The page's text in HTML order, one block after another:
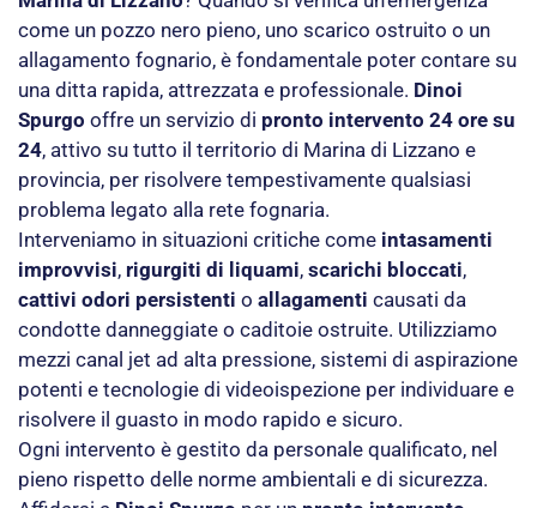
come un pozzo nero pieno, uno scarico ostruito o un
allagamento fognario, è fondamentale poter contare su
una ditta rapida, attrezzata e professionale. Dinoi
Spurgo offre un servizio di pronto intervento 24 ore su
24, attivo su tutto il territorio di Marina di Lizzano e
provincia, per risolvere tempestivamente qualsiasi
problema legato alla rete fognaria.
Interveniamo in situazioni critiche come intasamenti
improvvisi, rigurgiti di liquami, scarichi bloccati,
cattivi odori persistenti o allagamenti causati da
condotte danneggiate o caditoie ostruite. Utilizziamo
mezzi canal jet ad alta pressione, sistemi di aspirazione
potenti e tecnologie di videoispezione per individuare e
risolvere il guasto in modo rapido e sicuro.
Ogni intervento è gestito da personale qualificato, nel
pieno rispetto delle norme ambientali e di sicurezza.